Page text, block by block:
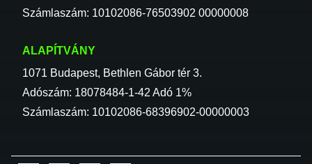
Számlaszám: 10102086-76503902 00000008
ALAPÍTVÁNY
1071 Budapest, Bethlen Gábor tér 3.
Adószám: 18078484-1-42 Adó 1%
Számlaszám: 10102086-68396902-00000003